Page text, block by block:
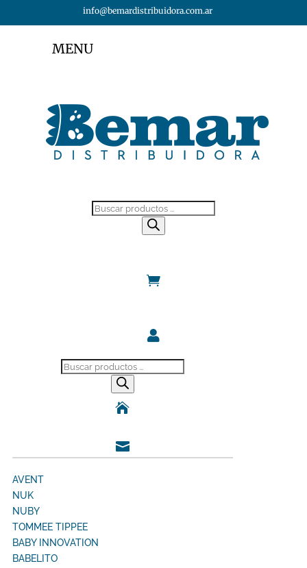
info@bemardistribuidora.com.ar
MENU
Búsqueda


Búsqueda


AVENT
NUK
NUBY
TOMMEE TIPPEE
BABY INNOVATION
BABELITO